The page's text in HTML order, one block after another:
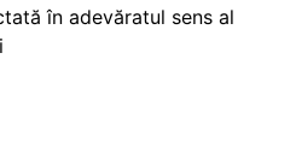
în adevăratul sens al